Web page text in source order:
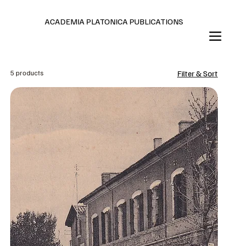
ACADEMIA PLATONICA PUBLICATIONS
5 products Filter & Sort